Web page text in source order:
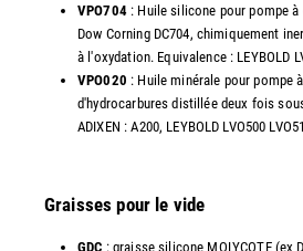
VPO704: Huile silicone pour pompe
Dow Corning DC704, chimiquement
à l'oxydation. Equivalence : LEYBOLD
VPO020 : Huile minérale pour pompe
d'hydrocarbures distillée deux fois
ADIXEN : A200, LEYBOLD LVO500
Graisses pour le vide
GDC : graisse silicone MOLYCOTE (ex